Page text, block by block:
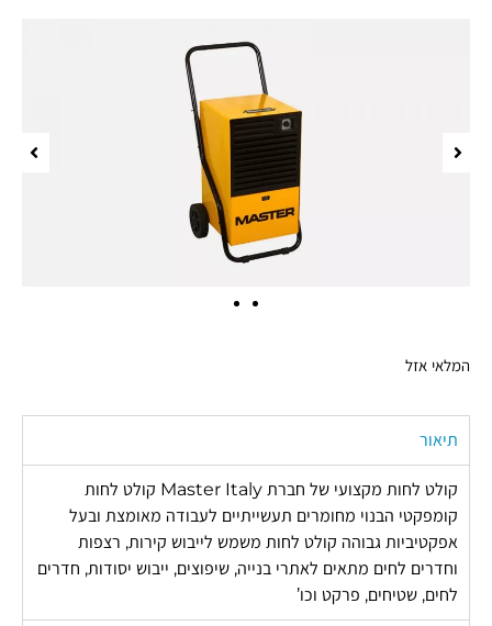
המלאי אזל
תיאור
קולט לחות מקצועי של חברת Master Italy קולט לחות
קומפקטי הבנוי מחומרים תעשייתיים לעבודה מאומצת ובעל
אפקטיביות גבוהה קולט לחות משמש לייבוש קירות, רצפות
וחדרים לחים מתאים לאתרי בנייה, שיפוצים, ייבוש יסודות, חדרים
לחים, שטיחים, פרקט וכו’